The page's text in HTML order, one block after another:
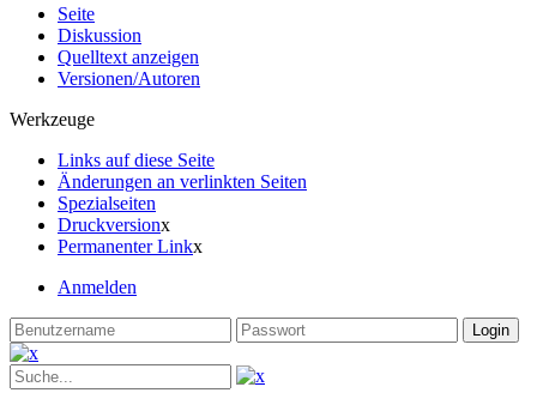
Seite
Diskussion
Quelltext anzeigen
Versionen/Autoren
Werkzeuge
Links auf diese Seite
Änderungen an verlinkten Seiten
Spezialseiten
Druckversionx
Permanenter Linkx
Anmelden